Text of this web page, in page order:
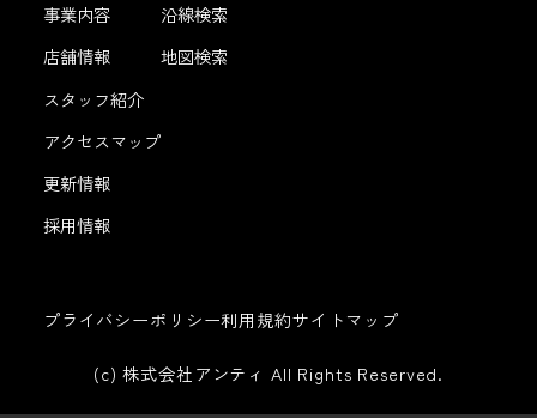
事業内容
店舗情報
スタッフ紹介
アクセスマップ
更新情報
採用情報
沿線検索
地図検索
プライバシーポリシー利用規約サイトマップ
(c) 株式会社アンティ All Rights Reserved.